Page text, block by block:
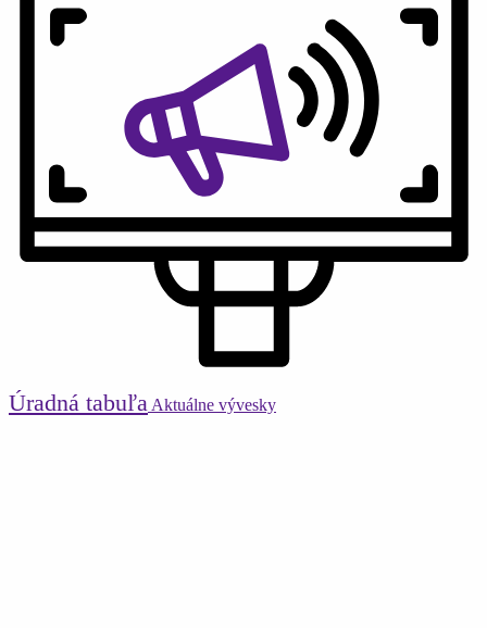
Úradná tabuľa Aktuálne vývesky